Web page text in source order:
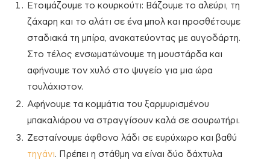
Ετοιμάζουμε το κουρκούτι: Βάζουμε το αλεύρι, τη
ζάχαρη και το αλάτι σε ένα μπολ και προσθέτουμε
σταδιακά τη μπίρα, ανακατεύοντας με αυγοδάρτη.
Στο τέλος ενσωματώνουμε τη μουστάρδα και
αφήνουμε τον χυλό στο ψυγείο για μια ώρα
τουλάχιστον.
Αφήνουμε τα κομμάτια του ξαρμυρισμένου
μπακαλιάρου να στραγγίσουν καλά σε σουρωτήρι.
Ζεσταίνουμε άφθονο λάδι σε ευρύχωρο και βαθύ
τηγάνι. Πρέπει η στάθμη να είναι δύο δάχτυλα